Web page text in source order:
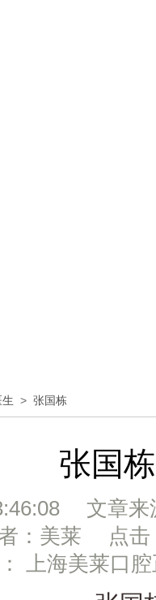
> 张国栋
张国栋
文章来
：美莱 点击
上海美莱口